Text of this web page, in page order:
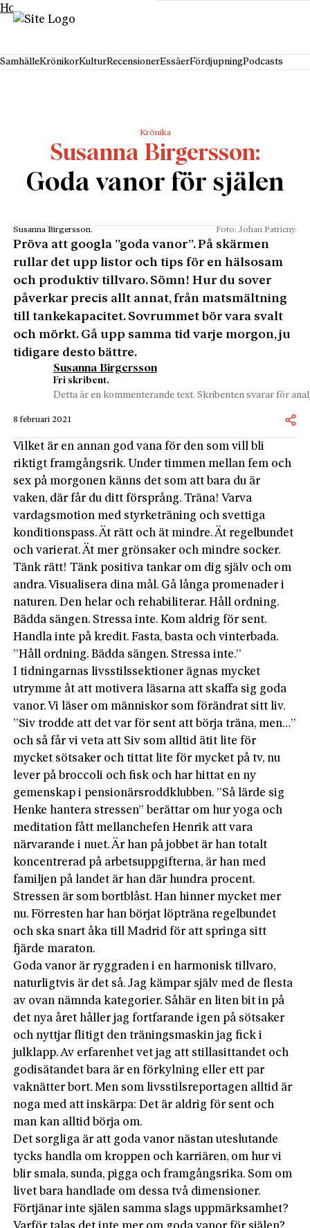
Hoppa till innehåll
SamhälleKrönikorKulturRecensionerEssäerFördjupningPodcasts
Krönika
Susanna Birgersson
Goda vanor för själen
Susanna Birgersson. Foto: Johan Patricny.
Pröva att googla ”goda vanor”. På skärmen
rullar det upp listor och tips för en hälsosam
och produktiv tillvaro. Sömn! Hur du sover
påverkar precis allt annat, från matsmältning
till tankekapacitet. Sovrummet bör vara svalt
och mörkt. Gå upp samma tid varje morgon, ju
tidigare desto bättre.
Susanna Birgersson
Fri skribent.
Detta är en kommenterande text. Skribenten svarar för
8 februari 2021
Vilket är en annan god vana för den som vill bli
riktigt framgångsrik. Under timmen mellan fem och
sex på morgonen känns det som att bara du är
vaken, där får du ditt försprång. Träna! Varva
vardagsmotion med styrketräning och svettiga
konditionspass. Ät rätt och ät mindre. Ät regelbundet
och varierat. Ät mer grönsaker och mindre socker.
Tänk rätt! Tänk positiva tankar om dig själv och om
andra. Visualisera dina mål. Gå långa promenader i
naturen. Den helar och rehabiliterar. Håll ordning.
Bädda sängen. Stressa inte. Kom aldrig för sent.
Handla inte på kredit. Fasta, basta och vinterbada.
”Håll ordning. Bädda sängen. Stressa inte.”
I tidningarnas livsstilssektioner ägnas mycket
utrymme åt att motivera läsarna att skaffa sig goda
vanor. Vi läser om männi­skor som förändrat sitt liv.
”Siv trodde att det var för sent att börja träna, men…”
och så får vi veta att Siv som alltid ätit lite för
mycket sötsaker och tittat lite för mycket på tv, nu
lever på broccoli och fisk och har hittat en ny
gemenskap i pensionärsroddklubben. ”Så lärde sig
Henke hantera stressen” berättar om hur yoga och
meditation fått mellanchefen Henrik att vara
närvarande i nuet. Är han på jobbet är han totalt
koncentrerad på arbetsuppgifterna, är han med
familjen på landet är han där hundra procent.
Stressen är som bortblåst. Han hinner mycket mer
nu. Förresten har han börjat löpträna regelbundet
och ska snart åka till Madrid för att springa sitt
fjärde maraton.
Goda vanor är ryggraden i en harmonisk tillvaro,
naturligtvis är det så. Jag kämpar själv med de flesta
av ovan nämnda kategorier. Såhär en liten bit in på
det nya året håller jag fortfarande igen på sötsaker
och nyttjar flitigt den träningsmaskin jag fick i
julklapp. Av erfarenhet vet jag att stillasittandet och
godisätandet bara är en förkylning eller ett par
vaknätter bort. Men som livsstilsreportagen alltid är
noga med att inskärpa: Det är aldrig för sent och
man kan alltid börja om.
Det sorgliga är att goda vanor nästan uteslutande
tycks handla om kroppen och karriären, om hur vi
blir smala, sunda, pigga och framgångsrika. Som om
livet bara handlade om dessa två dimensioner.
Förtjänar inte själen samma slags uppmärksamhet?